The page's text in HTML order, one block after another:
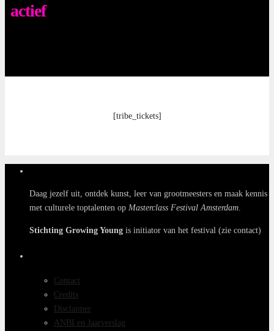
actief
[tribe_tickets]
Daag jezelf uit, ontdek kunst, leer van grootmeesters en maak kennis
met culturele toptalenten op Masterclass Festival Amsterdam
Stichting Growing Young is initiator van het festival (zie contact)
Contact
Credits
Disclaimer
ANBI en Jaarverslag